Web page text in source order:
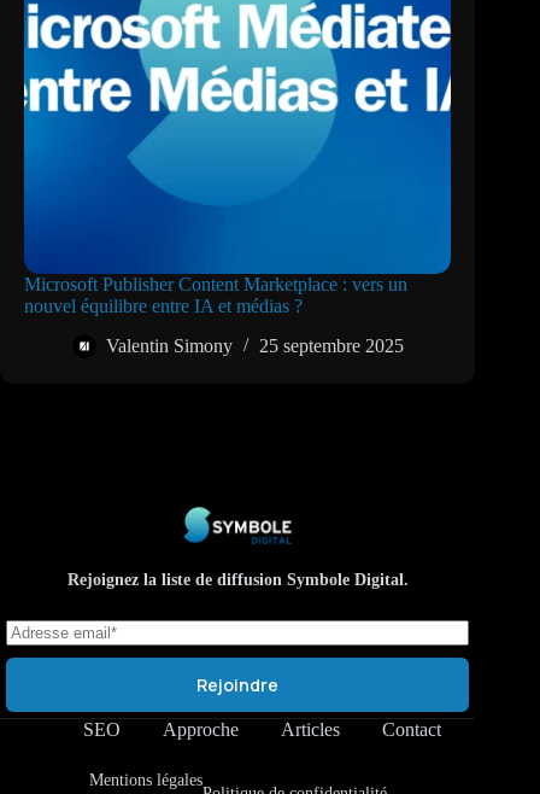
Microsoft Publisher Content Marketplace : vers un
nouvel équilibre entre IA et médias ?
Valentin Simony
25 septembre 2025
Rejoignez la liste de diffusion Symbole Digital.
Rejoindre
SEO Approche Articles Contact
Mentions légales